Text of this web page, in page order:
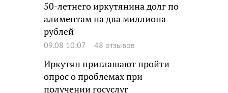
50-летнего иркутянина долг по
алиментам на два миллиона
рублей
09.08 10:07 48 отзывов
Иркутян приглашают пройти
опрос о проблемах при
получении госуслуг